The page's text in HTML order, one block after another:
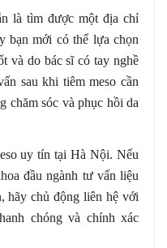
là tìm được một địa chỉ
bạn mới có thể lựa chọn
và do bác sĩ có tay nghề
sau khi tiêm meso cần
chăm sóc và phục hồi da
uy tín tại Hà Nội. Nếu
đầu ngành tư vấn liệu
hãy chủ động liên hệ với
chóng và chính xác